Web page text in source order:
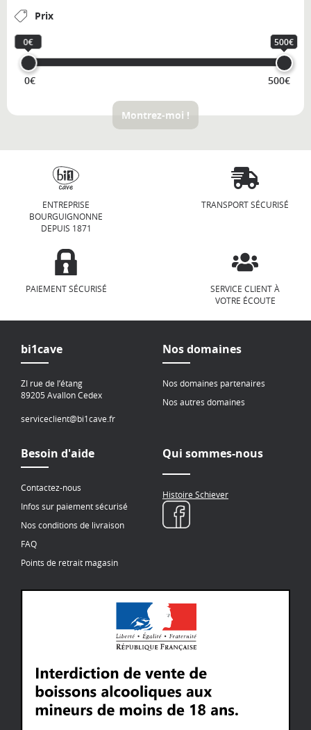
Prix
0€ 500€
0€ 500€
Montrez-moi !
ENTREPRISE
BOURGUIGNONNE
DEPUIS 1871
TRANSPORT SÉCURISÉ
PAIEMENT SÉCURISÉ
SERVICE CLIENT À
VOTRE ÉCOUTE
bi1cave
ZI rue de l’étang
89205 Avallon Cedex
serviceclient@bi1cave.fr
Nos domaines
Nos domaines partenaires
Nos autres domaines
Besoin d'aide
Contactez-nous
Infos sur paiement sécurisé
Nos conditions de livraison
FAQ
Points de retrait magasin
Qui sommes-nous
Histoire Schiever